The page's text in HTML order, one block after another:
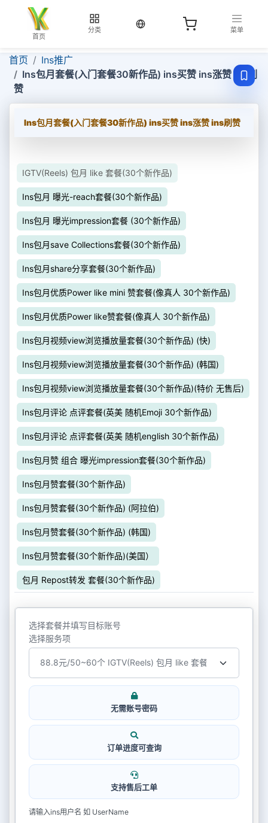
首页
分类
当前语言：中文
菜单
首页
Ins推广
Ins包月套餐(入门套餐30新作品) ins买赞 ins涨赞 ins刷
赞
Ins包月套餐(入门套餐30新作品) ins买赞 ins涨赞 ins刷赞
IGTV(Reels) 包月 like 套餐(30个新作品)
Ins包月 曝光-reach套餐(30个新作品)
Ins包月 曝光impression套餐 (30个新作品)
Ins包月save Collections套餐(30个新作品)
Ins包月share分享套餐(30个新作品)
Ins包月优质Power like mini 赞套餐(像真人 30个新作品)
Ins包月优质Power like赞套餐(像真人 30个新作品)
Ins包月视频view浏览播放量套餐(30个新作品) (快)
Ins包月视频view浏览播放量套餐(30个新作品) (韩国)
Ins包月视频view浏览播放量套餐(30个新作品)(特价 无售后)
Ins包月评论 点评套餐(英美 随机Emoji 30个新作品)
Ins包月评论 点评套餐(英美 随机english 30个新作品)
Ins包月赞 组合 曝光impression套餐(30个新作品)
Ins包月赞套餐(30个新作品)
Ins包月赞套餐(30个新作品) (阿拉伯)
Ins包月赞套餐(30个新作品) (韩国)
Ins包月赞套餐(30个新作品)(美国）
包月 Repost转发 套餐(30个新作品)
选择套餐并填写目标账号
选择服务项
无需账号密码
订单进度可查询
支持售后工单
请输入ins用户名 如 UserName